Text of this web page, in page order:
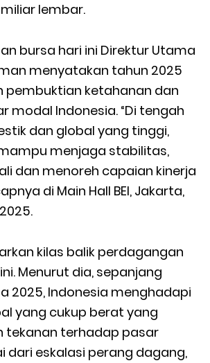
miliar lembar.
bursa hari ini Direktur Utama
menyatakan tahun 2025
pembuktian ketahanan dan
modal Indonesia. “Di tengah
dan global yang tinggi,
menjaga stabilitas,
dan menoreh capaian kinerja
di Main Hall BEI, Jakarta,
kilas balik perdagangan
Menurut dia, sepanjang
2025, Indonesia menghadapi
yang cukup berat yang
tekanan terhadap pasar
dari eskalasi perang dagang,